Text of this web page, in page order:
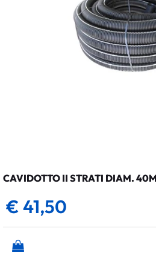
CAVIDOTTO II STRATI DIAM.
€ 41,50
Quantità